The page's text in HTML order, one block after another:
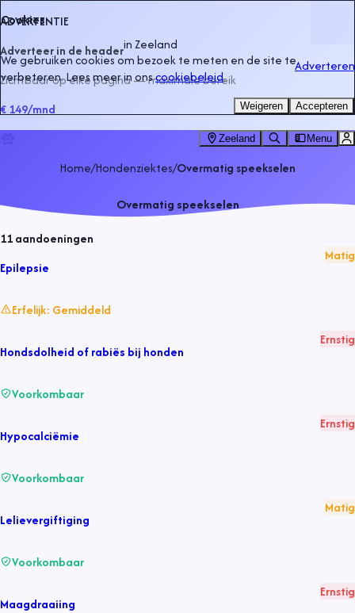
ADVERTENTIE
Adverteer in de headerinZeeland
Zichtbaar op elke pagina — maximale bereik
€ 149/mnd
Adverteren
Zeeland Menu
Home/Hondenziektes/Overmatig speekselen
Overmatig speekselen
11aandoeningen
Epilepsie
Matig
Erfelijk: Gemiddeld
Hondsdolheid of rabiës bij honden
Ernstig
Voorkombaar
Hypocalciëmie
Ernstig
Voorkombaar
Lelievergiftiging
Matig
Voorkombaar
Maagdraaiing
Ernstig
Cookies
We gebruiken cookies om bezoek te meten en de site te
verbeteren. Lees meer in onscookiebeleid.
Weigeren Accepteren